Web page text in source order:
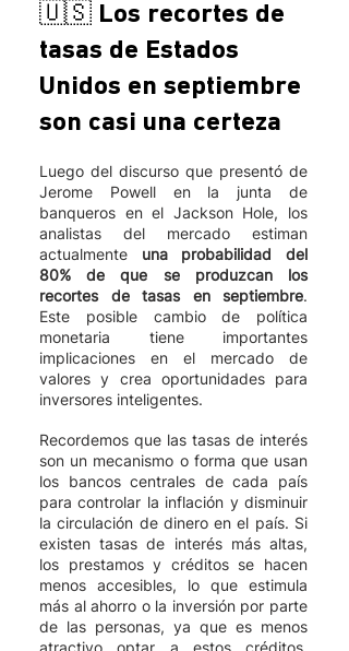
🇺🇸 Los recortes de
tasas de Estados
Unidos en septiembre
son casi una certeza
Luego del discurso que presentó de
Jerome Powell en la junta de
banqueros en el Jackson Hole, los
analistas del mercado estiman
actualmente una probabilidad del
80% de que se produzcan los
recortes de tasas en septiembre.
Este posible cambio de política
monetaria tiene importantes
implicaciones en el mercado de
valores y crea oportunidades para
inversores inteligentes.
Recordemos que las tasas de interés
son un mecanismo o forma que usan
los bancos centrales de cada país
para controlar la inflación y disminuir
la circulación de dinero en el país. Si
existen tasas de interés más altas,
los prestamos y créditos se hacen
menos accesibles, lo que estimula
más al ahorro o la inversión por parte
de las personas, ya que es menos
atractivo optar a estos créditos.